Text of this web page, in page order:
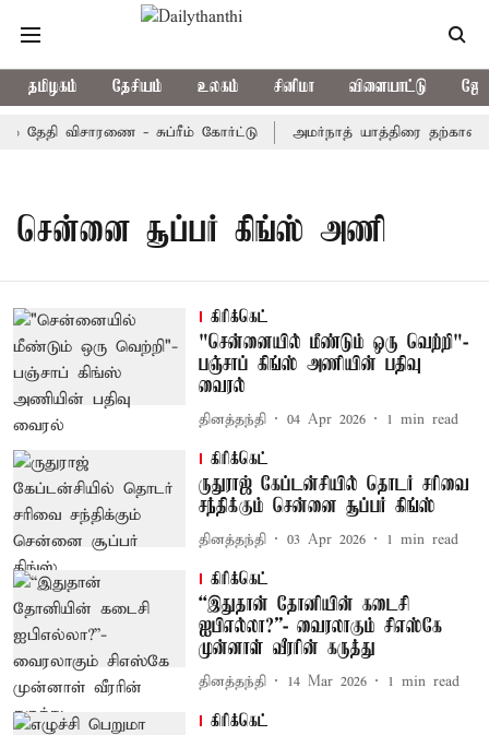
தமிழகம் தேசியம் உலகம் சினிமா விளையாட்டு
தேதி விசாரணை - சுப்ரீம் கோர்ட்டு அமர்நாத் யாத்திரை
சென்னை சூப்பர் கிங்ஸ் அணி
கிரிக்கெட்
"சென்னையில் மீண்டும் ஒரு வெற்றி"-
பஞ்சாப் கிங்ஸ் அணியின் பதிவு
வைரல்
தினத்தந்தி 04 Apr 2026 1 min read
கிரிக்கெட்
ருதுராஜ் கேப்டன்சியில் தொடர் சரிவை
சந்திக்கும் சென்னை சூப்பர் கிங்ஸ்
தினத்தந்தி 03 Apr 2026 1 min read
கிரிக்கெட்
“இதுதான் தோனியின் கடைசி
ஐபிஎல்லா?”- வைரலாகும் சிஎஸ்கே
முன்னாள் வீரரின் கருத்து
தினத்தந்தி 14 Mar 2026 1 min read
கிரிக்கெட்